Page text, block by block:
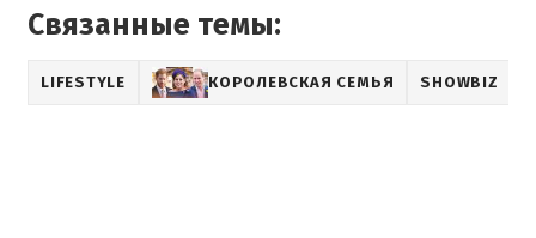
Связанные темы:
LIFESTYLE КОРОЛЕВСКАЯ СЕМЬЯ SHOWBIZ